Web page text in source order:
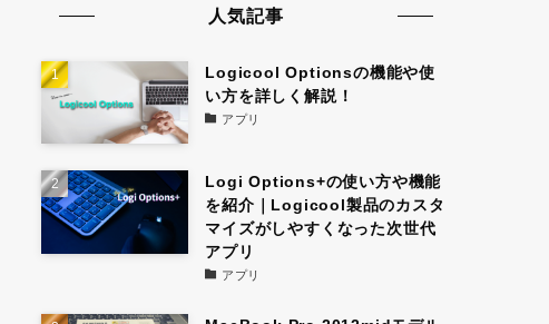
人気記事
Logicool Optionsの機能や使
い方を詳しく解説！
アプリ
Logi Options+の使い方や機能
を紹介｜Logicool製品のカスタ
マイズがしやすくなった次世代
アプリ
アプリ